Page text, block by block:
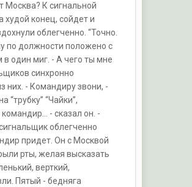
Москва? К сигнальной
худой конец, сойдет и
облегченно. “Точно.
по должности положено с
один миг. - А чего ты мне
синхронно
них. - Командиру звони, -
“Чайки”,
- сказал он. -
облегченно
придет. Он с Москвой
рты, желая высказать
верткий,
Пятый - бедняга